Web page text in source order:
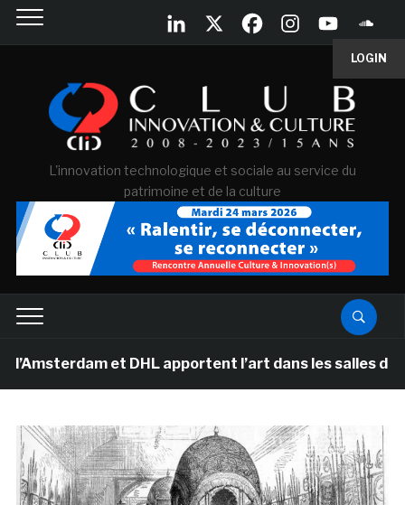
LOGIN
L'innovation technologique et sociale au service du
patrimoine et de la culture
et DHL apportent l’art dans les salles de